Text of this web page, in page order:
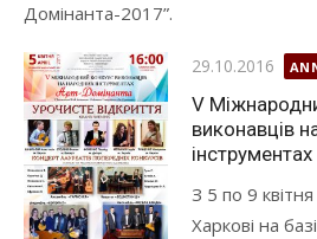
Домінанта-2017”.
Оприлюднено
29.10.2016
V
виконавців
З 5 по 9
Харкові на